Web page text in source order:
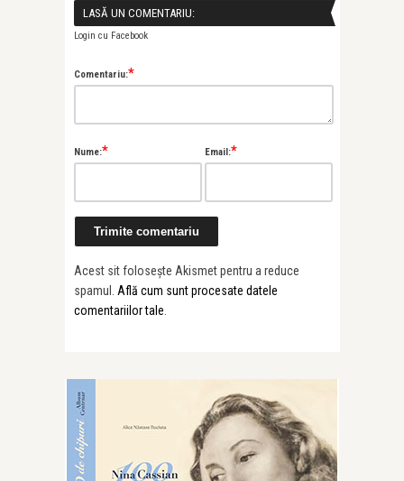
LASĂ UN COMENTARIU:
Login cu Facebook
Comentariu:*
Nume:* Email:*
Acest sit folosește Akismet pentru a reduce
spamul. Află cum sunt procesate datele
comentariilor tale.